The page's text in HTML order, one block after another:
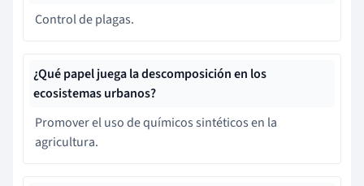
Control de plagas.
¿Qué papel juega la descomposición en los
ecosistemas urbanos?
Promover el uso de químicos sintéticos en la
agricultura.